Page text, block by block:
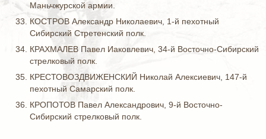
Маньчжурской армии.
КОСТРОВ Александр Николаевич, 1-й пехотный
Сибирский Стретенский полк.
КРАХМАЛЕВ Павел Иаковлевич, 34-й Восточно-Сибирский
стрелковый полк.
КРЕСТОВОЗДВИЖЕНСКИЙ Николай Алексиевич, 147-й
пехотный Самарский полк.
КРОПОТОВ Павел Александрович, 9-й Восточно-
Сибирский стрелковый полк.